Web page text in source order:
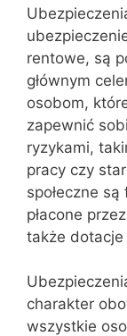
rentowe, są
głównym
osobom,
zapewnić
ryzykami,
pracy czy
społeczne
płacone
także
charakter
wszystkie